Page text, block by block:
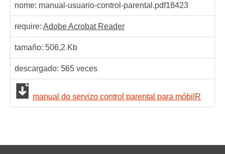
nome: manual-usuario-control-parental.pdf18423
require: Adobe Acrobat Reader
tamaño: 506,2 Kb
descargado: 565 veces
manual do servizo control parental para móbilR